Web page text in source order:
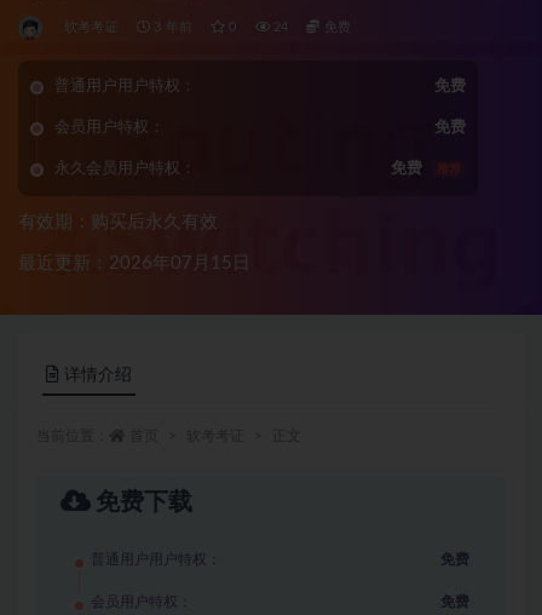
软考考证 3 年前 0 24 免费
普通用户用户特权： 免费
会员用户特权： 免费
永久会员用户特权： 免费 推荐
有效期：购买后永久有效
最近更新：2026年07月15日
详情介绍
免费下载
普通用户用户特权： 免费
会员用户特权： 免费